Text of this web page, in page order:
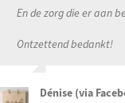
En de zorg die er aan
Ontzettend bedankt!
Dénise (via